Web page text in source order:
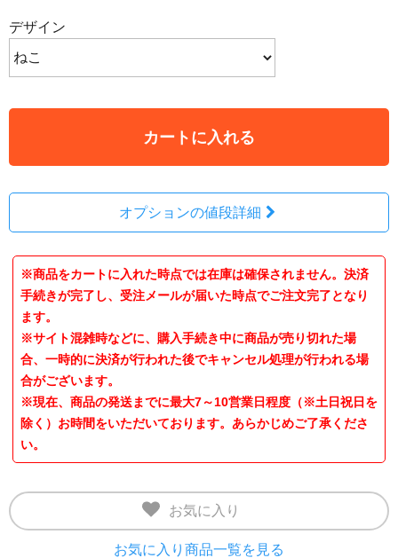
デザイン
カートに入れる
オプションの値段詳細
※商品をカートに入れた時点では在庫は確保されません。決済
手続きが完了し、受注メールが届いた時点でご注文完了となり
ます。
※サイト混雑時などに、購入手続き中に商品が売り切れた場
合、一時的に決済が行われた後でキャンセル処理が行われる場
合がございます。
※現在、商品の発送までに最大7～10営業日程度（※土日祝日を
除く）お時間をいただいております。あらかじめご了承くださ
い。
お気に入り
お気に入り商品一覧を見る